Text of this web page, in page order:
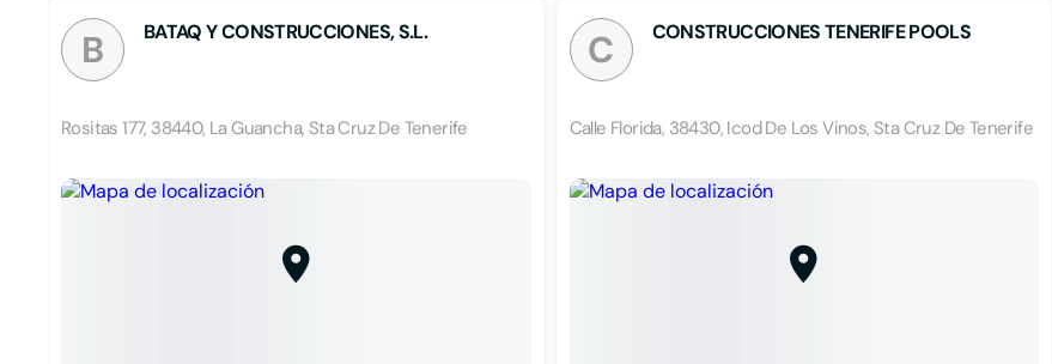
B BATAQ Y CONSTRUCCIONES, S.L.
Rositas 177, 38440, La Guancha, Sta Cruz De Tenerife
C CONSTRUCCIONES TENERIFE POOLS
Calle Florida, 38430, Icod De Los Vinos, Sta Cruz De Tenerife